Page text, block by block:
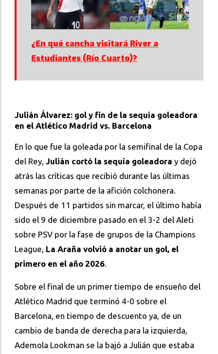
¿En qué cancha visitará River a
Estudiantes (Río Cuarto)?
Julián Álvarez: gol y fin de la sequía goleadora
en el Atlético Madrid vs. Barcelona
En lo que fue la goleada por la semifinal de la Copa
del Rey, Julián cortó la sequía goleadora y dejó
atrás las críticas que recibió durante las últimas
semanas por parte de la afición colchonera.
Después de 11 partidos sin marcar, el último había
sido el 9 de diciembre pasado en el 3-2 del Aleti
sobre PSV por la fase de grupos de la Champions
League, La Araña volvió a anotar un gol, el
primero en el año 2026
Sobre el final de un primer tiempo de ensueño del
Atlético Madrid que terminó 4-0 sobre el
Barcelona, en tiempo de descuento ya, de un
cambio de banda de derecha para la izquierda,
Ademola Lookman se la bajó a Julián que estaba